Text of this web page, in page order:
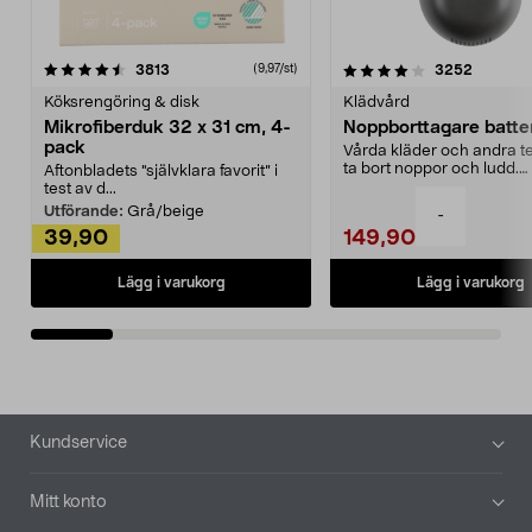
-
3813 (9,97/st)
Köksrengöring & disk
Mikrofiberduk 32 x 31 cm, 4-
pack
Aftonbladets "självklara favorit” i
test av d...
Utförande: Grå/beige
39,90
Lägg i varukorg
4.0av 5 stjärnor 3252
Klädvård
Noppborttagare
Vårda kläder och andra
ta bort noppor och ludd.
149,90
Lägg i varukorg
4.5av 5 stjärnor
Sidfot
Kundservice
Mitt konto